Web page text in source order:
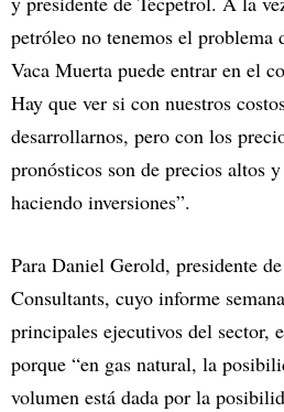
petróleo no tenemos el problema
Vaca Muerta puede entrar en el
Hay que ver si con nuestros
desarrollarnos, pero con los
pronósticos son de precios altos
haciendo inversiones”.
Para Daniel Gerold, presidente
Consultants, cuyo informe
principales ejecutivos del sector,
porque “en gas natural, la
volumen está dada por la